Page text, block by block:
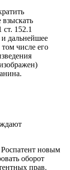
152.1
дальнейшее
числе его
новым
оборот
прав.